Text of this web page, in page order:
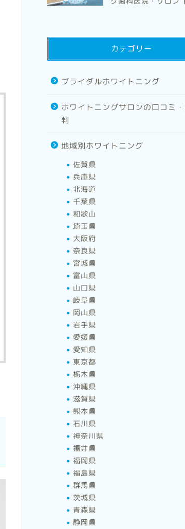
カテゴリー
ブライダルホワイトニング
ホワイトニングサロンの口コミ
判
地域別ホワイトニング
佐賀県
兵庫県
北海道
千葉県
和歌山
埼玉県
大阪府
奈良県
宮城県
富山県
山口県
岐阜県
岡山県
岩手県
愛媛県
愛知県
東京都
栃木県
沖縄県
滋賀県
熊本県
石川県
神奈川県
福井県
福岡県
福島県
群馬県
茨城県
青森県
静岡県